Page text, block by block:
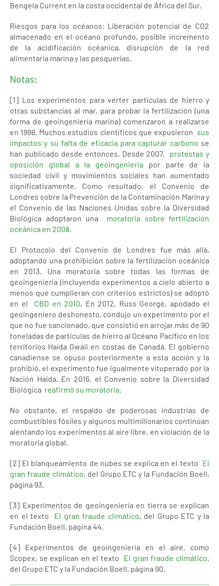
Bengela Current en la costa occidental de África del Sur.
Riesgos para los océanos: Liberación potencial de CO2
almacenado en el océano profundo, posible incremento
de la acidificación océanica, disrupción de la red
alimentaria marina y las pesquerías.
Notas:
[1] Los experimentos para verter partículas de hierro y
otras substancias al mar, para probar la fertilización (una
forma de geoingeniería marina) comenzaron a realizarse
en 1998. Muchos estudios científicos que expusieron sus
impactos y su falta de eficacia para capturar carbono se
han publicado desde entonces. Desde 2007, protestas y
oposición global a la geoingeniería por parte de la
sociedad civil y movimientos sociales han aumentado
significativamente. Como resultado, el Convenio de
Londres sobre la Prevención de la Contaminación Marina y
el Convenio de las Naciones Unidas sobre la Diversidad
Biológica adoptaron una moratoria sobre fertilización
oceánica en 2008.
El Protocolo del Convenio de Londres fue más allá,
adoptando una prohibición sobre la fertilización oceánica
en 2013. Una moratoria sobre todas las formas de
geoingeniería (incluyendo experimentos a cielo abierto a
menos que cumplieran con criterios estrictos) se adoptó
en el CBD en 2010. En 2012, Russ George, apodado el
geoingeniero deshonesto, condujo un experimento por el
que no fue sancionado, que consistió en arrojar más de 90
toneladas de partículas de hierro al Océano Pacífico en los
territorios Haida Gwaii en costas de Canadá. El gobierno
canadiense se opuso posteriormente a esta acción y la
prohibió, el experimento fue igualmente vituperado por la
Nación Haida. En 2016, el Convenio sobre la Diversidad
Biológica reafirmó su moratoria.
No obstante, el respaldo de poderosas industrias de
combustibles fósiles y algunos multimillonarios continúan
alentando los experimentos al aire libre, en violación de la
moratoria global.
[2] El blanqueamiento de nubes se explica en el texto El
gran fraude climático, del Grupo ETC y la Fundación Boell,
página 93.
[3] Experimentos de geoingeniería en tierra se explican
en el texto El gran fraude climático, del Grupo ETC y la
Fundación Boell, página 44.
[4] Experimentos de geoingeniería en el aire, como
Scopex, se explican en el texto El gran fraude climático,
del Grupo ETC y la Fundación Boell, página 90.